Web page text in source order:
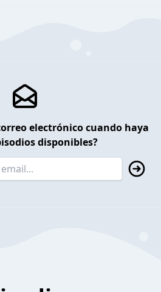
electrónico cuando haya
disponibles?